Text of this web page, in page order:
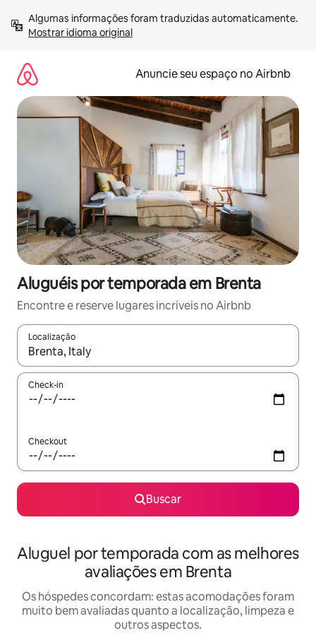
para
Mostrar idioma original
Anuncie seu espaço no Airbnb
Aluguéis por temporada em Brenta
Encontre e reserve lugares incríveis no Airbnb
Localização
Quando os resultados estiverem disponíveis, explore-os
Check-in
Checkout
Buscar
Aluguel por temporada com as melhores
avaliações em Brenta
Os hóspedes concordam: estas acomodações foram
muito bem avaliadas quanto a localização, limpeza e
outros aspectos.